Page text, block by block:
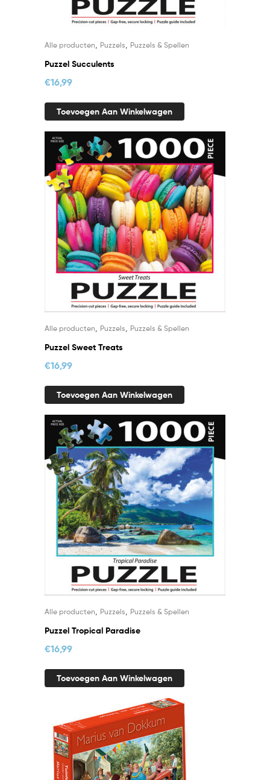
Alle producten Puzzels Puzzels & Spellen
Puzzel Succulents
€16,99
Toevoegen Aan Winkelwagen
Alle producten Puzzels Puzzels & Spellen
Puzzel Sweet Treats
€16,99
Toevoegen Aan Winkelwagen
Alle producten Puzzels Puzzels & Spellen
Puzzel Tropical Paradise
€16,99
Toevoegen Aan Winkelwagen